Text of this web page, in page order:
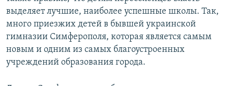
выделяет лучшие, наиболее успешные школы. Так,
много приезжих детей в бывшей украинской
гимназии Симферополя, которая является самым
новым и одним из самых благоустроенных
учреждений образования города.